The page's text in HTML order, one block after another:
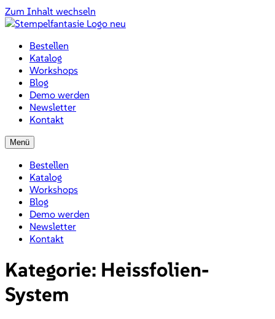
Zum Inhalt wechseln
Bestellen
Katalog
Workshops
Blog
Demo werden
Newsletter
Kontakt
Menü
Bestellen
Katalog
Workshops
Blog
Demo werden
Newsletter
Kontakt
Kategorie: Heissfolien-
System